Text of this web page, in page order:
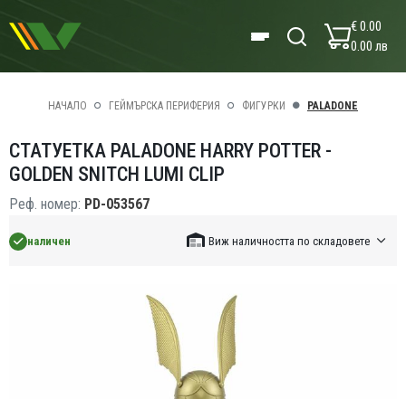
€ 0.00
0.00 лв
НАЧАЛО ГЕЙМЪРСКА ПЕРИФЕРИЯ ФИГУРКИ PALADONE
СТАТУЕТКА PALADONE HARRY POTTER -
GOLDEN SNITCH LUMI CLIP
Реф. номер: PD-053567
наличен Виж наличността по складовете